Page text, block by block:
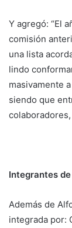
Y agregó: “El
comisión
una lista
lindo
masivamente
siendo que
Integrantes
Además de
integrada por: